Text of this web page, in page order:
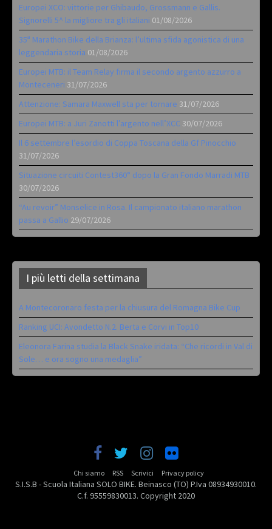
Europei XCO: vittorie per Ghibaudo, Grossmann e Gallis.
Signorelli 5^ la migliore tra gli italiani 01/08/2026
35ª Marathon Bike della Brianza: l’ultima sfida agonistica di una
leggendaria storia 01/08/2026
Europei MTB: il Team Relay firma il secondo argento azzurro a
Monteceneri 31/07/2026
Attenzione: Samara Maxwell sta per tornare 31/07/2026
Europei MTB: a Juri Zanotti l’argento nell’XCC 30/07/2026
Il 6 settembre l’esordio di Coppa Toscana della Gf Pinocchio
31/07/2026
Situazione circuiti Contest360° dopo la Gran Fondo Marradi MTB
30/07/2026
“Au revoir” Monselice in Rosa. Il campionato italiano marathon
passa a Gallio 29/07/2026
I più letti della settimana
A Montecoronaro festa per la chiusura del Romagna Bike Cup
Ranking UCI: Avondetto N.2. Berta e Corvi in Top10
Eleonora Farina studia la Black Snake iridata: “Che ricordi in Val di
Sole… e ora sogno una medaglia”
Chi siamo RSS Scrivici Privacy policy
S.I.S.B - Scuola Italiana SOLO BIKE. Beinasco (TO) P.Iva 08934930010.
C.f. 95559830013. Copyright 2020